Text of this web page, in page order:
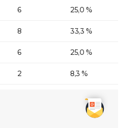
6 25,0 %
8 33,3 %
6 25,0 %
2 8,3 %